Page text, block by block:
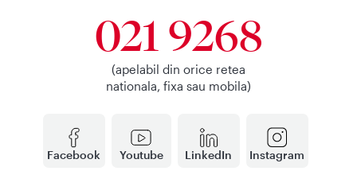
Facebook Youtube LinkedIn Instagram
021 9268
(apelabil din orice retea
nationala, fixa sau mobila)